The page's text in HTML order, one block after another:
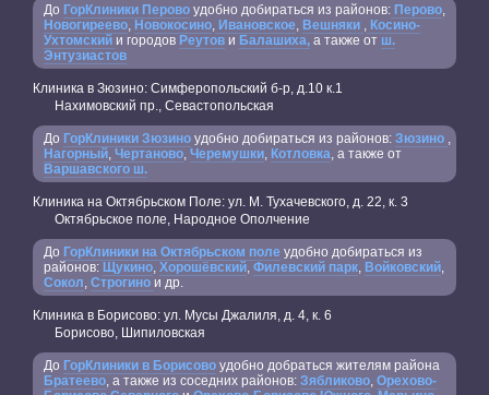
До ГорКлиники Перово удобно добираться из районов: Перово
Новогиреево Новокосино Ивановское Вешняки
Косино-
Ухтомский и городов Реутов и Балашиха, а также от ш.
Энтузиастов
Клиника в Зюзино: Симферопольский б-р, д.10 к.1
Нахимовский пр., Севастопольская
До ГорКлиники Зюзино удобно добираться из районов: Зюзино
Нагорный Чертаново Черемушки Котловка , а также от
Варшавского ш.
Клиника на Октябрьском Поле: ул. М. Тухачевского, д. 22, к. 3
Октябрьское поле, Народное Ополчение
До ГорКлиники на Октябрьском поле удобно добираться из
районов: Щукино Хорошёвский Филевский парк Войковский
Сокол Строгино и др.
Клиника в Борисово: ул. Мусы Джалиля, д. 4, к. 6
Борисово, Шипиловская
До ГорКлиники в Борисово удобно добраться жителям района
Братеево , а также из соседних районов: Зябликово Орехово-